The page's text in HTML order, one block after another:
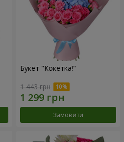
Букет "Кокетка!"
1 443 грн
Замовити